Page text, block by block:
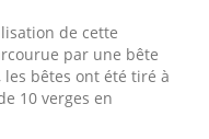
de cette
par une bête
les bêtes ont été tiré à
10 verges en